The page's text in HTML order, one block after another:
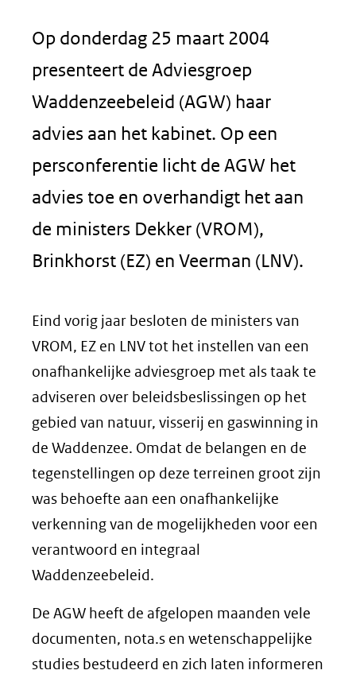
Op donderdag 25 maart 2004
presenteert de Adviesgroep
Waddenzeebeleid (AGW) haar
advies aan het kabinet. Op een
persconferentie licht de AGW het
advies toe en overhandigt het aan
de ministers Dekker (VROM),
Brinkhorst (EZ) en Veerman (LNV).
Eind vorig jaar besloten de ministers van
VROM, EZ en LNV tot het instellen van een
onafhankelijke adviesgroep met als taak te
adviseren over beleidsbeslissingen op het
gebied van natuur, visserij en gaswinning in
de Waddenzee. Omdat de belangen en de
tegenstellingen op deze terreinen groot zijn
was behoefte aan een onafhankelijke
verkenning van de mogelijkheden voor een
verantwoord en integraal
Waddenzeebeleid.
De AGW heeft de afgelopen maanden vele
documenten, nota.s en wetenschappelijke
studies bestudeerd en zich laten informeren